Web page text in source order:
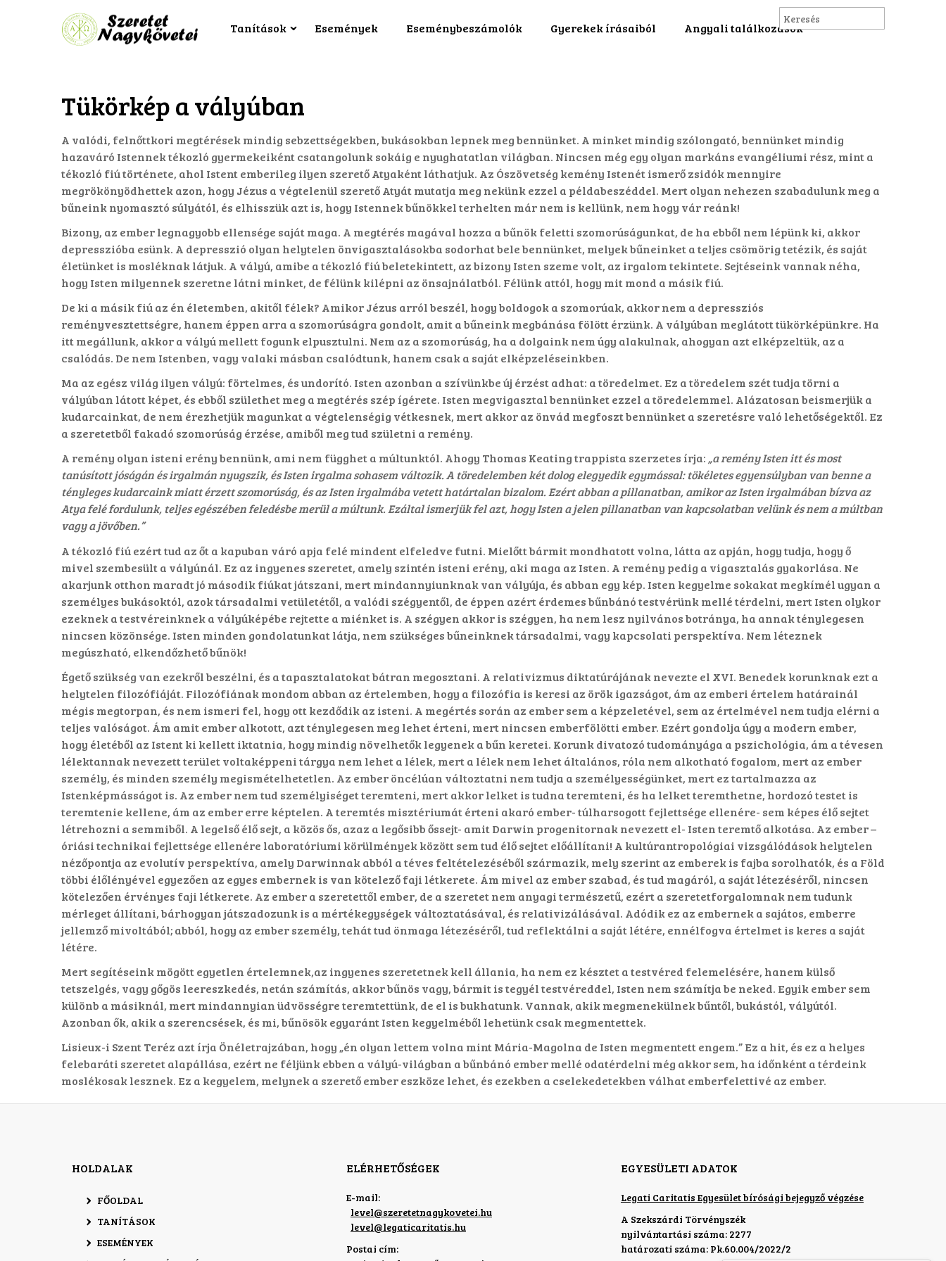
Tanítások Események Eseménybeszámolók Gyerekek írásaiból Angyali találkozások
Tükörkép a vályúban
A valódi, felnőttkori megtérések mindig sebzettségekben, bukásokban lepnek meg bennünket. A minket mindig szólongató, bennünket mindig
hazaváró Istennek tékozló gyermekeiként csatangolunk sokáig e nyughatatlan világban. Nincsen még egy olyan markáns evangéliumi rész, mint a
tékozló fiú története, ahol Istent emberileg ilyen szerető Atyaként láthatjuk. Az Ószövetség kemény Istenét ismerő zsidók mennyire
megrökönyödhettek azon, hogy Jézus a végtelenül szerető Atyát mutatja meg nekünk ezzel a példabeszéddel. Mert olyan nehezen szabadulunk meg a
bűneink nyomasztó súlyától, és elhisszük azt is, hogy Istennek bűnökkel terhelten már nem is kellünk, nem hogy vár reánk!
Bizony, az ember legnagyobb ellensége saját maga. A megtérés magával hozza a bűnök feletti szomorúságunkat, de ha ebből nem lépünk ki, akkor
depresszióba esünk. A depresszió olyan helytelen önvigasztalásokba sodorhat bele bennünket, melyek bűneinket a teljes csömörig tetézik, és saját
életünket is mosléknak látjuk. A vályú, amibe a tékozló fiú beletekintett, az bizony Isten szeme volt, az irgalom tekintete. Sejtéseink vannak néha,
hogy Isten milyennek szeretne látni minket, de félünk kilépni az önsajnálatból. Félünk attól, hogy mit mond a másik fiú.
De ki a másik fiú az én életemben, akitől félek? Amikor Jézus arról beszél, hogy boldogok a szomorúak, akkor nem a depressziós
reményvesztettségre, hanem éppen arra a szomorúságra gondolt, amit a bűneink megbánása fölött érzünk. A vályúban meglátott tükörképünkre. Ha
itt megállunk, akkor a vályú mellett fogunk elpusztulni. Nem az a szomorúság, ha a dolgaink nem úgy alakulnak, ahogyan azt elképzeltük, az a
csalódás. De nem Istenben, vagy valaki másban csalódtunk, hanem csak a saját elképzeléseinkben.
Ma az egész világ ilyen vályú: förtelmes, és undorító. Isten azonban a szívünkbe új érzést adhat: a töredelmet. Ez a töredelem szét tudja törni a
vályúban látott képet, és ebből születhet meg a megtérés szép ígérete. Isten megvigasztal bennünket ezzel a töredelemmel. Alázatosan beismerjük a
kudarcainkat, de nem érezhetjük magunkat a végtelenségig vétkesnek, mert akkor az önvád megfoszt bennünket a szeretésre való lehetőségektől. Ez
a szeretetből fakadó szomorúság érzése, amiből meg tud születni a remény.
A remény olyan isteni erény bennünk, ami nem függhet a múltunktól. Ahogy Thomas Keating trappista szerzetes írja: „a remény Isten itt és most
tanúsított jóságán és irgalmán nyugszik, és Isten irgalma sohasem változik. A töredelemben két dolog elegyedik egymással: tökéletes egyensúlyban van benne a
tényleges kudarcaink miatt érzett szomorúság, és az Isten irgalmába vetett határtalan bizalom. Ezért abban a pillanatban, amikor az Isten irgalmában bízva az
Atya felé fordulunk, teljes egészében feledésbe merül a múltunk. Ezáltal ismerjük fel azt, hogy Isten a jelen pillanatban van kapcsolatban velünk és nem a múltban
vagy a jövőben.”
A tékozló fiú ezért tud az őt a kapuban váró apja felé mindent elfeledve futni. Mielőtt bármit mondhatott volna, látta az apján, hogy tudja, hogy ő
mivel szembesült a vályúnál. Ez az ingyenes szeretet, amely szintén isteni erény, aki maga az Isten. A remény pedig a vigasztalás gyakorlása. Ne
akarjunk otthon maradt jó második fiúkat játszani, mert mindannyiunknak van vályúja, és abban egy kép. Isten kegyelme sokakat megkímél ugyan a
személyes bukásoktól, azok társadalmi vetületétől, a valódi szégyentől, de éppen azért érdemes bűnbánó testvérünk mellé térdelni, mert Isten olykor
ezeknek a testvéreinknek a vályúképébe rejtette a miénket is. A szégyen akkor is szégyen, ha nem lesz nyilvános botránya, ha annak ténylegesen
nincsen közönsége. Isten minden gondolatunkat látja, nem szükséges bűneinknek társadalmi, vagy kapcsolati perspektíva. Nem léteznek
megúszható, elkendőzhető bűnök!
Égető szükség van ezekről beszélni, és a tapasztalatokat bátran megosztani. A relativizmus diktatúrájának nevezte el XVI. Benedek korunknak ezt a
helytelen filozófiáját. Filozófiának mondom abban az értelemben, hogy a filozófia is keresi az örök igazságot, ám az emberi értelem határainál
mégis megtorpan, és nem ismeri fel, hogy ott kezdődik az isteni. A megértés során az ember sem a képzeletével, sem az értelmével nem tudja elérni a
teljes valóságot. Ám amit ember alkotott, azt ténylegesen meg lehet érteni, mert nincsen emberfölötti ember. Ezért gondolja úgy a modern ember,
hogy életéből az Istent ki kellett iktatnia, hogy mindig növelhetők legyenek a bűn keretei. Korunk divatozó tudományága a pszichológia, ám a tévesen
lélektannak nevezett terület voltaképpeni tárgya nem lehet a lélek, mert a lélek nem lehet általános, róla nem alkotható fogalom, mert az ember
személy, és minden személy megismételhetetlen. Az ember öncélúan változtatni nem tudja a személyességünket, mert ez tartalmazza az
Istenképmásságot is. Az ember nem tud személyiséget teremteni, mert akkor lelket is tudna teremteni, és ha lelket teremthetne, hordozó testet is
teremtenie kellene, ám az ember erre képtelen. A teremtés misztériumát érteni akaró ember- túlharsogott fejlettsége ellenére- sem képes élő sejtet
létrehozni a semmiből. A legelső élő sejt, a közös ős, azaz a legősibb őssejt- amit Darwin progenitornak nevezett el- Isten teremtő alkotása. Az ember –
óriási technikai fejlettsége ellenére laboratóriumi körülmények között sem tud élő sejtet előállítani! A kultúrantropológiai vizsgálódások helytelen
nézőpontja az evolutív perspektíva, amely Darwinnak abból a téves feltételezéséből származik, mely szerint az emberek is fajba sorolhatók, és a Föld
többi élőlényével egyezően az egyes embernek is van kötelező faji létkerete. Ám mivel az ember szabad, és tud magáról, a saját létezéséről, nincsen
kötelezően érvényes faji létkerete. Az ember a szeretettől ember, de a szeretet nem anyagi természetű, ezért a szeretetforgalomnak nem tudunk
mérleget állítani, bárhogyan játszadozunk is a mértékegységek változtatásával, és relativizálásával. Adódik ez az embernek a sajátos, emberre
jellemző mivoltából; abból, hogy az ember személy, tehát tud önmaga létezéséről, tud reflektálni a saját létére, ennélfogva értelmet is keres a saját
létére.
Mert segítéseink mögött egyetlen értelemnek,az ingyenes szeretetnek kell állania, ha nem ez késztet a testvéred felemelésére, hanem külső
tetszelgés, vagy gőgös leereszkedés, netán számítás, akkor bűnös vagy, bármit is tegyél testvéreddel, Isten nem számítja be neked. Egyik ember sem
különb a másiknál, mert mindannyian üdvösségre teremtettünk, de el is bukhatunk. Vannak, akik megmenekülnek bűntől, bukástól, vályútól.
Azonban ők, akik a szerencsések, és mi, bűnösök egyaránt Isten kegyelméből lehetünk csak megmentettek.
Lisieux-i Szent Teréz azt írja Önéletrajzában, hogy „én olyan lettem volna mint Mária-Magolna de Isten megmentett engem.” Ez a hit, és ez a helyes
felebaráti szeretet alapállása, ezért ne féljünk ebben a vályú-világban a bűnbánó ember mellé odatérdelni még akkor sem, ha időnként a térdeink
moslékosak lesznek. Ez a kegyelem, melynek a szerető ember eszköze lehet, és ezekben a cselekedetekben válhat emberfelettivé az ember.
HOLDALAK
FŐOLDAL
TANÍTÁSOK
ESEMÉNYEK
ELÉRHETŐSÉGEK
E-mail:
level@szeretetnagykovetei.hu
level@legaticaritatis.hu
Postai cím:
EGYESÜLETI ADATOK
Legati Caritatis Egyesület bírósági bejegyző végzése
A Szekszárdi Törvényszék
nyilvántartási száma: 2277
határozati száma: Pk.60.004/2022/2